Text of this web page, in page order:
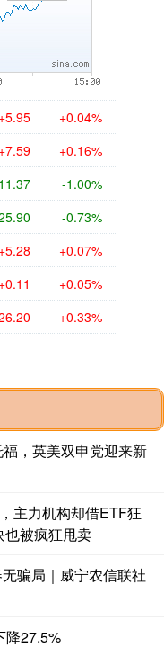
+5.95 +0.04%
+7.59 +0.16%
-1.00%
-0.73%
+5.28 +0.07%
+0.11 +0.05%
+0.33%
，英美双申党迎来新
主力机构却借ETF狂
被疯狂甩卖
骗局｜威宁农信联社
降27.5%